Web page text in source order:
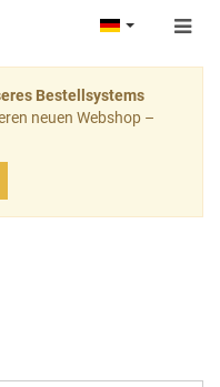
Bestellsystems
neuen Webshop –